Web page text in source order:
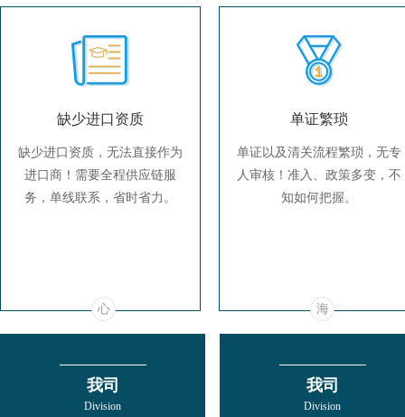
缺少进口资质
缺少进口资质，无法直接作为
进口商！需要全程供应链服
务，单线联系，省时省力。
心
海
应
链
单证繁琐
单证以及清关流程繁琐，无专
人审核！准入、政策多变，不
知如何把握。
海
我司
Division
我司
Division